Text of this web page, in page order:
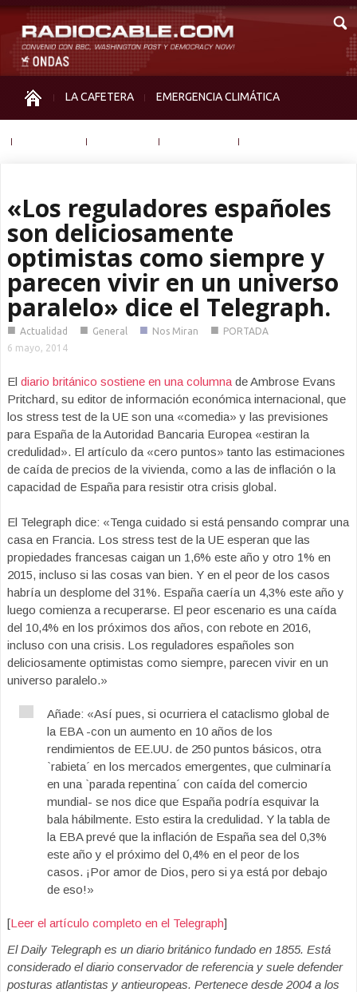
LA CAFETERA EMERGENCIA CLIMÁTICA
«Los reguladores españoles
son deliciosamente
optimistas como siempre y
parecen vivir en un universo
paralelo» dice el Telegraph.
■ Actualidad ■ General ■ Nos Miran ■ PORTADA
6 mayo, 2014
El diario británico sostiene en una columna de Ambrose Evans
Pritchard, su editor de información económica internacional, que
los stress test de la UE son una «comedia» y las previsiones
para España de la Autoridad Bancaria Europea «estiran la
credulidad». El artículo da «cero puntos» tanto las estimaciones
de caída de precios de la vivienda, como a las de inflación o la
capacidad de España para resistir otra crisis global.
El Telegraph dice: «Tenga cuidado si está pensando comprar una
casa en Francia. Los stress test de la UE esperan que las
propiedades francesas caigan un 1,6% este año y otro 1% en
2015, incluso si las cosas van bien. Y en el peor de los casos
habría un desplome del 31%. España caería un 4,3% este año y
luego comienza a recuperarse. El peor escenario es una caída
del 10,4% en los próximos dos años, con rebote en 2016,
incluso con una crisis. Los reguladores españoles son
deliciosamente optimistas como siempre, parecen vivir en un
universo paralelo.»
Añade: «Así pues, si ocurriera el cataclismo global de
la EBA -con un aumento en 10 años de los
rendimientos de EE.UU. de 250 puntos básicos, otra
`rabieta´ en los mercados emergentes, que culminaría
en una `parada repentina´ con caída del comercio
mundial- se nos dice que España podría esquivar la
bala hábilmente. Esto estira la credulidad. Y la tabla de
la EBA prevé que la inflación de España sea del 0,3%
este año y el próximo del 0,4% en el peor de los
casos. ¡Por amor de Dios, pero si ya está por debajo
de eso!»
[Leer el artículo completo en el Telegraph]
El Daily Telegraph es un diario británico fundado en 1855. Está
considerado el diario conservador de referencia y suele defender
posturas atlantistas y antieuropeas. Pertenece desde 2004 a los